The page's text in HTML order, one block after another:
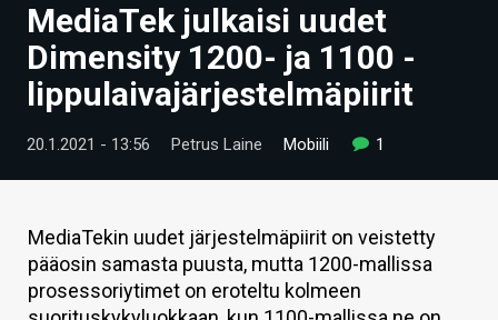
UUTISET
ARTIKKELIT
VIDEOT
TECHBBS
TIETOA
HINTA.FI
MediaTek julkaisi uudet
Dimensity 1200- ja 1100 -
lippulaivajärjestelmäpiirit
20.1.2021 - 13:56 Petrus Laine Mobiili 1
MediaTekin uudet järjestelmäpiirit on veistetty
pääosin samasta puusta, mutta 1200-mallissa
prosessoriytimet on eroteltu kolmeen